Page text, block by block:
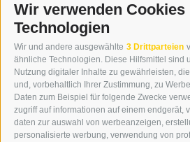
Wir verwenden Cookies
Technologien
Wir und andere ausgewählte 3 Drittparteien
ähnliche Technologien. Diese Hilfsmittel sind
Nutzung digitaler Inhalte zu gewährleisten,
und, vorbehaltlich Ihrer Zustimmung, zu
Daten zum Beispiel für folgende Zwecke
zugriff auf informationen auf einem endgerät,
daten zur auswahl von werbeanzeigen,
personalisierte werbung, verwendung von
KONTAKT
WIPP-MEDIA GMBH
DER ERKER
NEUSTADT 20A
I-39049 STERZING
TEL.: +39 0472 766876